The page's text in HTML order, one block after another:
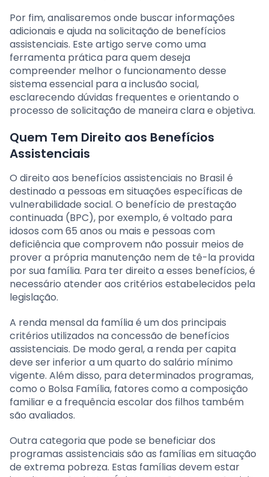
Por fim, analisaremos onde buscar informações
adicionais e ajuda na solicitação de benefícios
assistenciais. Este artigo serve como uma
ferramenta prática para quem deseja
compreender melhor o funcionamento desse
sistema essencial para a inclusão social,
esclarecendo dúvidas frequentes e orientando o
processo de solicitação de maneira clara e objetiva.
Quem Tem Direito aos Benefícios
Assistenciais
O direito aos benefícios assistenciais no Brasil é
destinado a pessoas em situações específicas de
vulnerabilidade social. O benefício de prestação
continuada (BPC), por exemplo, é voltado para
idosos com 65 anos ou mais e pessoas com
deficiência que comprovem não possuir meios de
prover a própria manutenção nem de tê-la provida
por sua família. Para ter direito a esses benefícios, é
necessário atender aos critérios estabelecidos pela
legislação.
A renda mensal da família é um dos principais
critérios utilizados na concessão de benefícios
assistenciais. De modo geral, a renda per capita
deve ser inferior a um quarto do salário mínimo
vigente. Além disso, para determinados programas,
como o Bolsa Família, fatores como a composição
familiar e a frequência escolar dos filhos também
são avaliados.
Outra categoria que pode se beneficiar dos
programas assistenciais são as famílias em situação
de extrema pobreza. Estas famílias devem estar